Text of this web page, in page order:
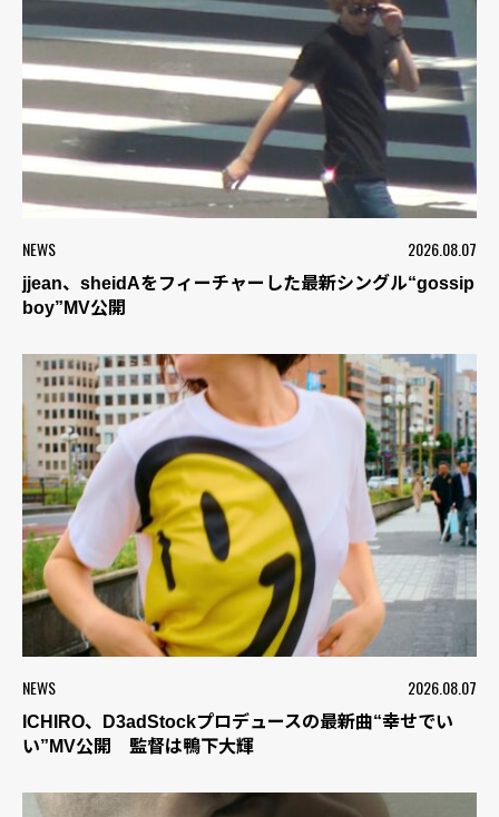
NEWS 2026.08.07
jjean、sheidAをフィーチャーした最新シングル“gossip
boy”MV公開
NEWS 2026.08.07
ICHIRO、D3adStockプロデュースの最新曲“幸せでい
い”MV公開 監督は鴨下大輝